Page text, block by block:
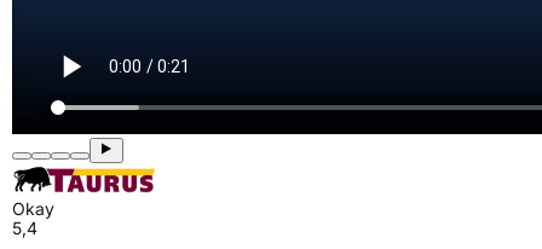
Okay
5,4